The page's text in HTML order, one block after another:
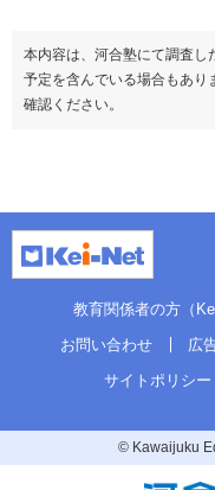
本内容は、河合塾にて調査し
予定を含んでいる場合もあり
確認ください。
教育関係者の方（
お問い合わせ
広
サイトポリシー
© Kawaijuku